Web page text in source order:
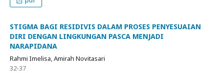
STIGMA BAGI RESIDIVIS DALAM PROSES PENYESUAIAN
DIRI DENGAN LINGKUNGAN PASCA MENJADI
NARAPIDANA
Rahmi Imelisa, Amirah Novitasari
32-37